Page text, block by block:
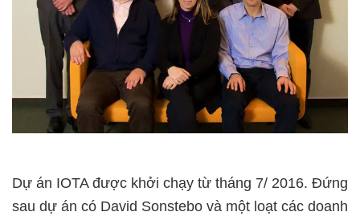
Dự án IOTA được khởi chạy từ tháng 7/ 2016. Đứng
sau dự án có David Sonstebo và một loạt các doanh